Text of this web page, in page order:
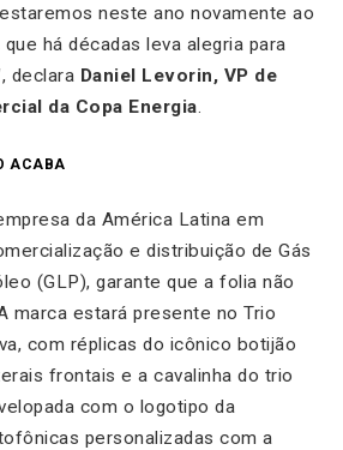
neste ano novamente ao
que há décadas leva alegria para
declara Daniel Levorin, VP de
da Copa Energia.
ACABA
da América Latina em
e distribuição de Gás
(GLP), garante que a folia não
marca estará presente no Trio
com réplicas do icônico botijão
frontais e a cavalinha do trio
com o logotipo da
personalizadas com a